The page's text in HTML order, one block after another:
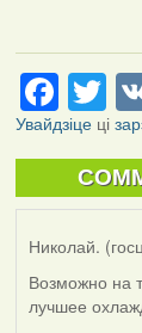
Увайдзіцеці
Николай.
Возможно на
лучшее